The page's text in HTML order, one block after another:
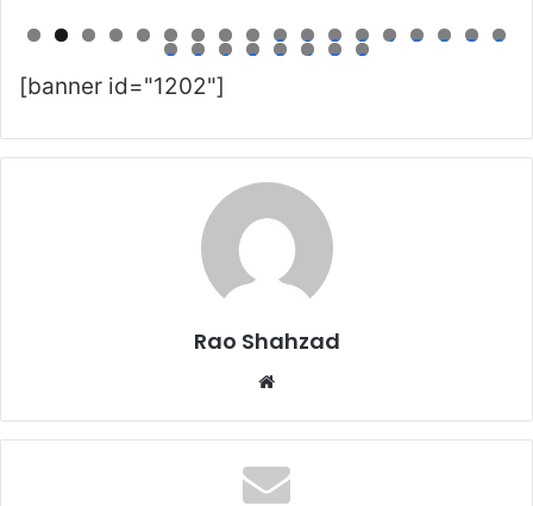
0 1 2 3 4 5 6 7 8
9 0 1 2 3 4 5 6
[banner id="1202"]
Rao Shahzad
Website